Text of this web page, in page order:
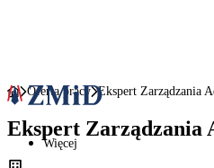
Więcej
Oferta pracy Ekspert Zarządzania
Ekspert Zarządzania